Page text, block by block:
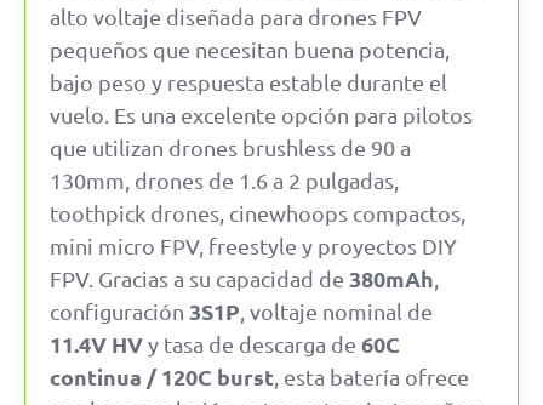
alto voltaje diseñada para drones FPV
pequeños que necesitan buena potencia,
bajo peso y respuesta estable durante el
vuelo. Es una excelente opción para pilotos
que utilizan drones brushless de 90 a
130mm, drones de 1.6 a 2 pulgadas,
toothpick drones, cinewhoops compactos,
mini micro FPV, freestyle y proyectos DIY
FPV. Gracias a su capacidad de 380mAh
configuración 3S1P , voltaje nominal de
11.4V HVy tasa de descarga de 60C
continua / 120C burst , esta batería ofrece